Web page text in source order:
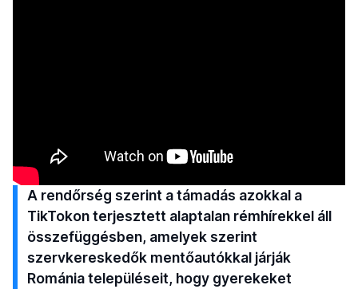
A rendőrség szerint a támadás azokkal a
TikTokon terjesztett alaptalan rémhírekkel áll
összefüggésben, amelyek szerint
szervkereskedők mentőautókkal járják
Románia településeit, hogy gyerekeket